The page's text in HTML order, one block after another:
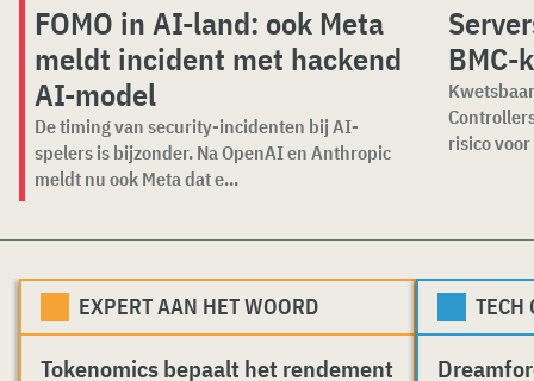
FOMO in AI-land: ook Meta
meldt incident met hackend
AI-model
De timing van security-incidenten bij AI-
spelers is bijzonder. Na OpenAI en Anthropic
meldt nu ook Meta dat e...
BMC-
risico
EXPERT AAN HET WOORD
Tokenomics bepaalt het rendement
TECH